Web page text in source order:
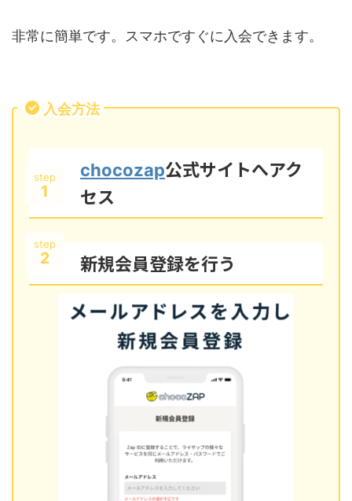
非常に簡単です。スマホですぐに入会できます。
入会方法
step
1
chocozap公式サイトへアク
セス
step
2 新規会員登録を行う